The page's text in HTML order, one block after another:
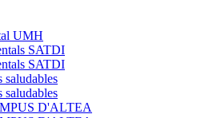
UMH
SATDI
SATDI
saludables
saludables
D'ALTEA